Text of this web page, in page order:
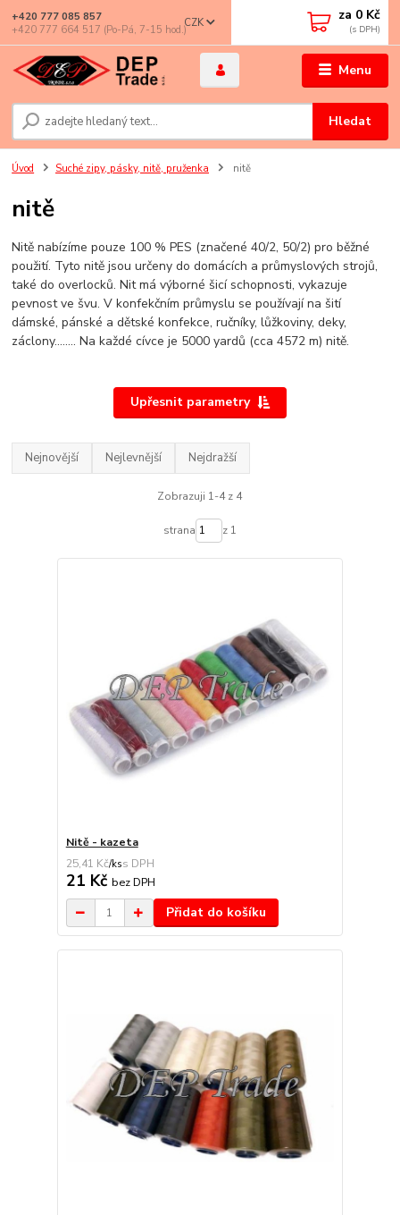
Menu
CZK
Hledat
+420 777 085 857
+420 777 664 517 (Po-Pá, 7-15 hod.)
za 0 Kč
Úvod Suché zipy, pásky, nitě, pruženka nitě
nitě
Nitě nabízíme pouze 100 % PES (značené 40/2, 50/2) pro běžné
použití. Tyto nitě jsou určeny do domácích a průmyslových strojů,
také do overlocků. Nit má výborné šicí schopnosti, vykazuje
pevnost ve švu. V konfekčním průmyslu se používají na šití
dámské, pánské a dětské konfekce, ručníky, lůžkoviny, deky,
záclony........ Na každé cívce je 5000 yardů (cca 4572 m) nitě.
Upřesnit parametry
Nejnovější Nejlevnější Nejdražší
Zobrazuji 1-4 z 4
strana z 1
Nitě - kazeta
25,41 Kč/ks
21 Kč bez DPH
Přidat do košíku